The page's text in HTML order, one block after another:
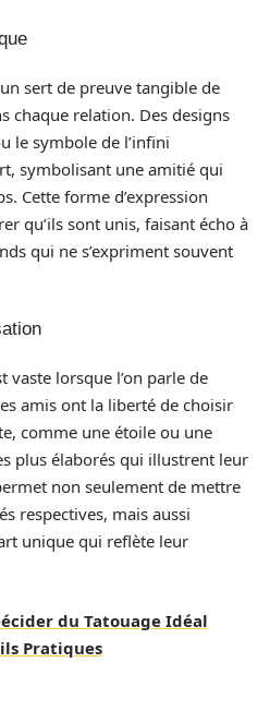
sert de preuve tangible de
chaque relation. Des designs
le symbole de l’infini
symbolisant une amitié qui
Cette forme d’expression
qu’ils sont unis, faisant écho à
qui ne s’expriment souvent
vaste lorsque l’on parle de
amis ont la liberté de choisir
comme une étoile ou une
plus élaborés qui illustrent leur
non seulement de mettre
respectives, mais aussi
unique qui reflète leur
du Tatouage Idéal
Pratiques